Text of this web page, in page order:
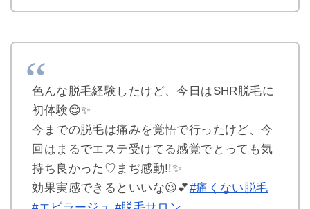
色んな脱毛経験したけど、今日はSHR脱毛に
初体験😌✨
今までの脱毛は痛みを覚悟で行ったけど、今
回はまるでエステ受けてる感覚でとっても気
持ち良かった♡まぢ感動!!✨
効果実感できるといいな😉💕#痛くない脱毛